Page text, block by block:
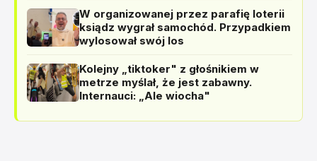
W organizowanej przez parafię loterii
ksiądz wygrał samochód. Przypadkiem
wylosował swój los
Kolejny „tiktoker" z głośnikiem w
metrze myślał, że jest zabawny.
Internauci: „Ale wiocha"